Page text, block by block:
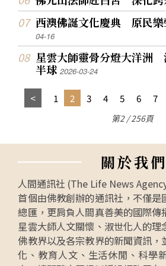
西澳佛誕文化慶典 原民
04-16
星雲大師靈骨分燈大洋洲
半球2026-03-24
1 2 3 4 5 6 7
第2 / 256頁
關於我們
人間通訊社 (The Life News
首個由佛教創辦的通訊社，不僅是
總匯，更肩負人間真善美的國際傳
星雲大師人文關懷、淑世化人的理
佛教界以及各宗教界的新聞資訊，
化、教育人文、生活休閒、科學